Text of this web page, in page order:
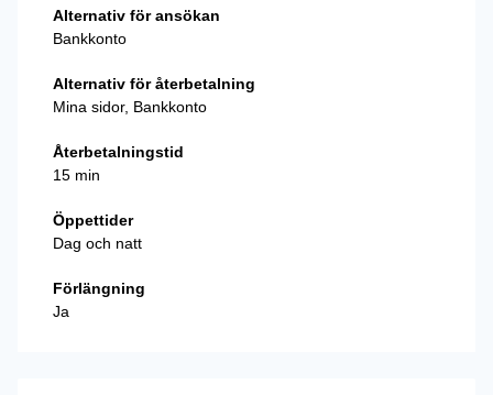
Alternativ för ansökan
Bankkonto
Alternativ för återbetalning
Mina sidor, Bankkonto
Återbetalningstid
15 min
Öppettider
Dag och natt
Förlängning
Ja